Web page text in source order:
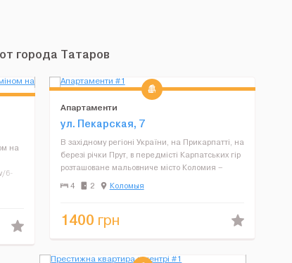
города Татаров
на
6-
до
Апартаменти
ул. Пекарская, 7
В західному регіоні України, на Прикарпатті, на
березі річки Прут, в передмісті Карпатських гір
розташоване мальовниче місто Коломия –
центр гуцульського краю. Місто багате
національних традицій, архітектурних
4 2 Коломыя
1400 грн